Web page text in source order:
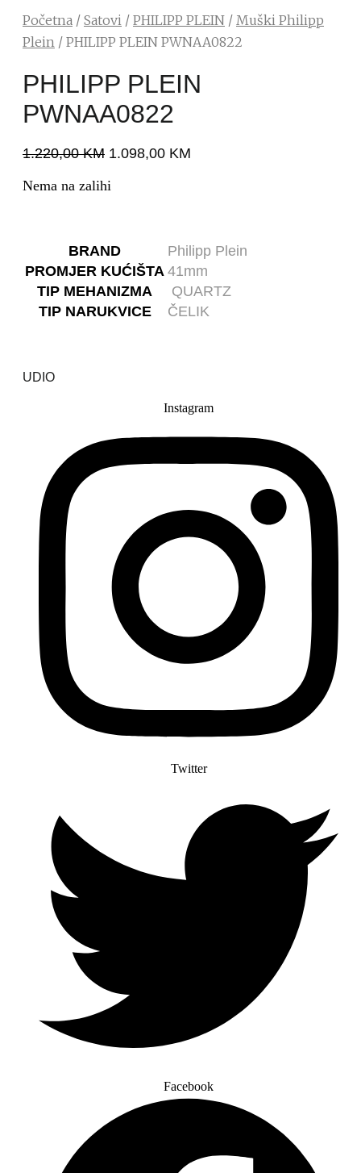
Početna / Satovi / PHILIPP PLEIN / Muški Philipp
Plein / PHILIPP PLEIN PWNAA0822
PHILIPP PLEIN
PWNAA0822
1.220,00KM 1.098,00 KM
Nema na zalihi
BRAND
Philipp Plein
PROMJER KUĆIŠTA 41mm
TIP MEHANIZMA
QUARTZ
TIP NARUKVICE
ČELIK
UDIO
Instagram
Twitter
Facebook